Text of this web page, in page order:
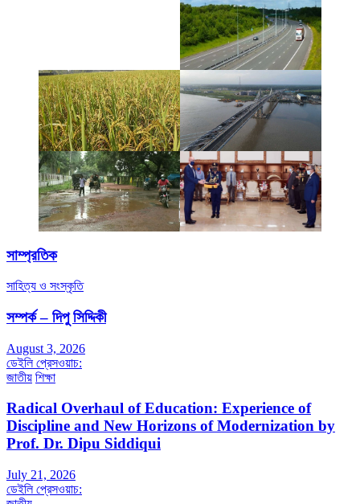
সাম্প্রতিক
সাহিত্য ও সংস্কৃতি
সম্পর্ক – দিপু সিদ্দিকী
August 3, 2026
ডেইলি প্রেসওয়াচ:
জাতীয় শিক্ষা
Radical Overhaul of Education: Experience of
Discipline and New Horizons of Modernization by
Prof. Dr. Dipu Siddiqui
July 21, 2026
ডেইলি প্রেসওয়াচ: